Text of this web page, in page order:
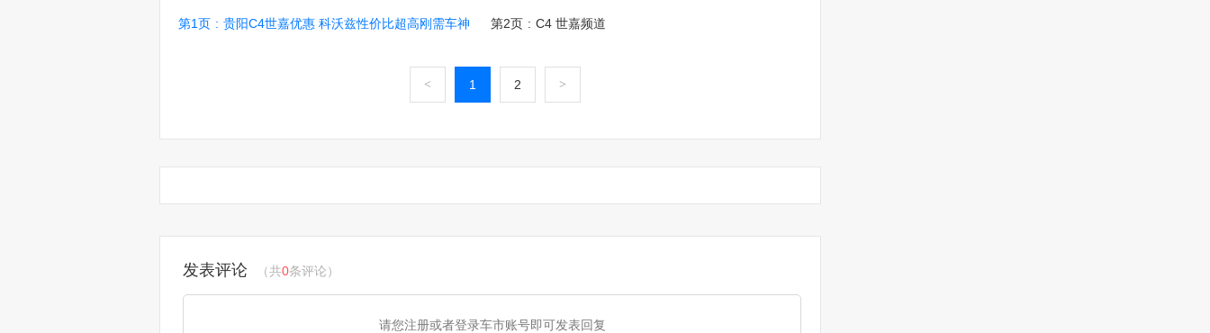
第1页 : 贵阳C4世嘉优惠 科沃兹性价比超高刚需车神 第2页 : C4 世嘉频道
< 1 2 >
发表评论 （共0条评论）
请您注册或者登录车市账号即可发表回复